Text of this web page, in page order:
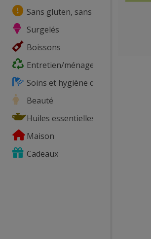
Sans gluten, sans lactose, ...
Surgelés
Boissons
Entretien/ménage
Soins et hygiène du corps
Beauté
Huiles essentielles
Maison
Cadeaux